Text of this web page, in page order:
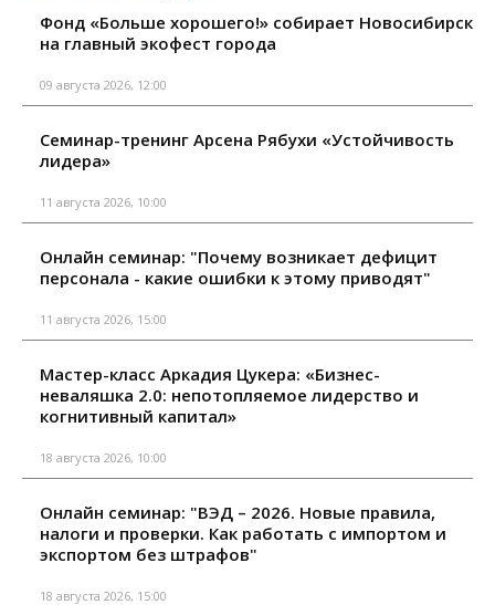
Фонд «Больше хорошего!» собирает Новосибирск
на главный экофест города
09 августа 2026, 12:00
Семинар-тренинг Арсена Рябухи «Устойчивость
лидера»
11 августа 2026, 10:00
Онлайн семинар: "Почему возникает дефицит
персонала - какие ошибки к этому приводят"
11 августа 2026, 15:00
Мастер-класс Аркадия Цукера: «Бизнес-
неваляшка 2.0: непотопляемое лидерство и
когнитивный капитал»
18 августа 2026, 10:00
Онлайн семинар: "ВЭД – 2026. Новые правила,
налоги и проверки. Как работать с импортом и
экспортом без штрафов"
18 августа 2026, 15:00